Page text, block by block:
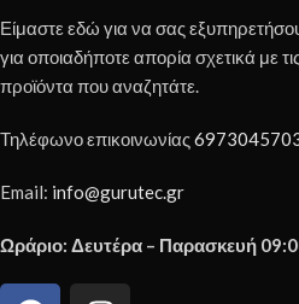
Είμαστε εδώ για να σας
για οποιαδήποτε απορία σχετικά με
προϊόντα που αναζητάτε.
Τηλέφωνο επικοινωνίας
Email: info@gurutec.gr
Ωράριο: Δευτέρα – Παρασκευή